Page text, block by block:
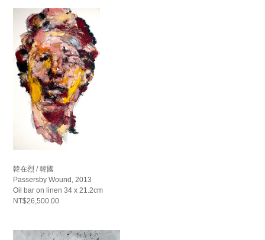
韓在烈 / 韓國
Passersby Wound, 2013
Oil bar on linen 34 x 21.2cm
NT$26,500.00